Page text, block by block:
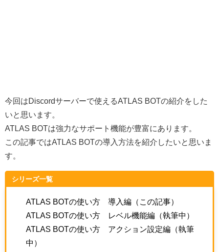
今回はDiscordサーバーで使えるATLAS BOTの紹介をした
いと思います。
ATLAS BOTは強力なサポート機能が豊富にあります。
この記事ではATLAS BOTの導入方法を紹介したいと思いま
す。
シリーズ一覧
ATLAS BOTの使い方 導入編（この記事）
ATLAS BOTの使い方 レベル機能編（執筆中）
ATLAS BOTの使い方 アクション設定編（執筆
中）